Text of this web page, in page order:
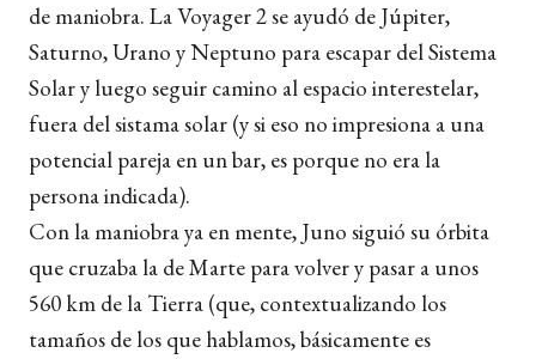
de maniobra. La Voyager 2 se ayudó de Júpiter,
Saturno, Urano y Neptuno para escapar del Sistema
Solar y luego seguir camino al espacio interestelar,
fuera del sistama solar (y si eso no impresiona a una
potencial pareja en un bar, es porque no era la
persona indicada).
Con la maniobra ya en mente, Juno siguió su órbita
que cruzaba la de Marte para volver y pasar a unos
560 km de la Tierra (que, contextualizando los
tamaños de los que hablamos, básicamente es